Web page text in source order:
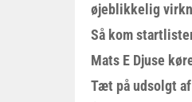
øjeblikkelig
Så kom
Mats E Djuse
Tæt på udsolgt